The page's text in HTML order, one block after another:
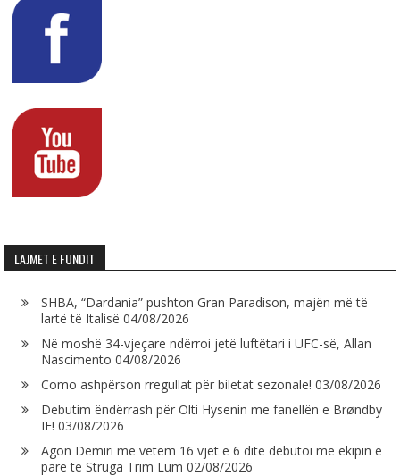
LAJMET E FUNDIT
SHBA, “Dardania” pushton Gran Paradison, majën më të
lartë të Italisë 04/08/2026
Në moshë 34-vjeçare ndërroi jetë luftëtari i UFC-së, Allan
Nascimento 04/08/2026
Como ashpërson rregullat për biletat sezonale! 03/08/2026
Debutim ëndërrash për Olti Hysenin me fanellën e Brøndby
IF! 03/08/2026
Agon Demiri me vetëm 16 vjet e 6 ditë debutoi me ekipin e
parë të Struga Trim Lum 02/08/2026